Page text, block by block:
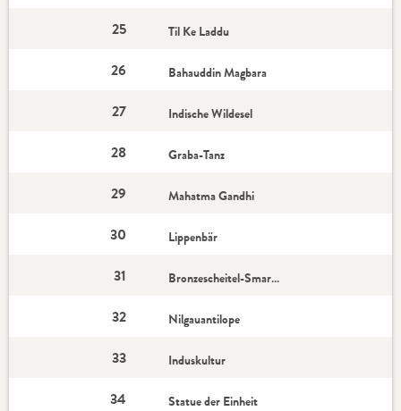
25 Til Ke Laddu
26 Bahauddin Magbara
27 Indische Wildesel
28 Graba-Tanz
29 Mahatma Gandhi
30 Lippenbär
31 Bronzescheitel-Smaragdspint
32 Nilgauantilope
33 Induskultur
34 Statue der Einheit